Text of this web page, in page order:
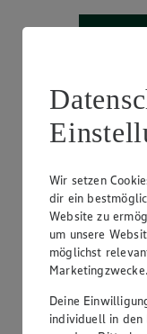
Wir setzen
dir ein
Website zu
um unsere
möglichst
Marketingzwecke.
Deine
individuell in den